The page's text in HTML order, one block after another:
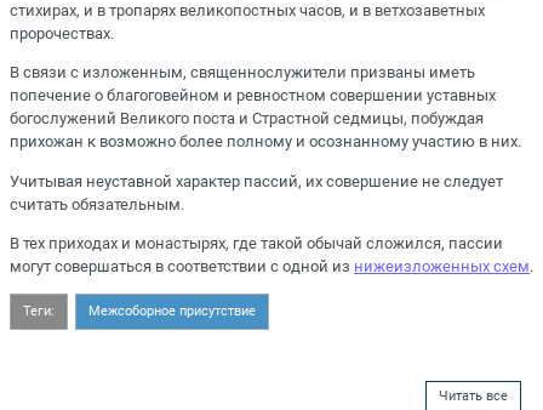
стихирах, и в тропарях великопостных часов, и в ветхозаветных
пророчествах.
В связи с изложенным, священнослужители призваны иметь
попечение о благоговейном и ревностном совершении уставных
богослужений Великого поста и Страстной седмицы, побуждая
прихожан к возможно более полному и осознанному участию в них.
Учитывая неуставной характер пассий, их совершение не следует
считать обязательным.
В тех приходах и монастырях, где такой обычай сложился, пассии
могут совершаться в соответствии с одной из нижеизложенных схем.
Теги: Межсоборное присутствие
Читать все